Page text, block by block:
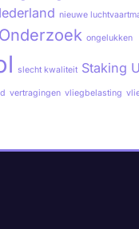
nieuwe
Onderzoek ongelukken
slecht kwaliteit Staking
vertragingen vliegbelasting